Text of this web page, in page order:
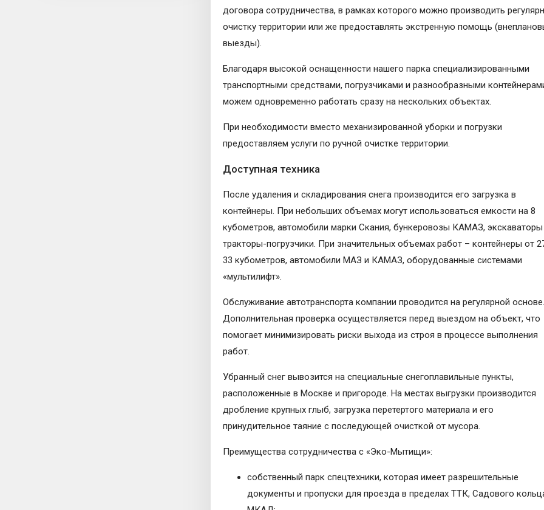
договора сотрудничества, в рамках которого можно производить
очистку территории или же предоставлять экстренную помощь
выезды).
Благодаря высокой оснащенности нашего парка специализированными
транспортными средствами, погрузчиками и разнообразными
можем одновременно работать сразу на нескольких объектах.
При необходимости вместо механизированной уборки и погрузки
предоставляем услуги по ручной очистке территории.
Доступная техника
После удаления и складирования снега производится его загрузка в
контейнеры. При небольших объемах могут использоваться емкости на 8
кубометров, автомобили марки Скания, бункеровозы КАМАЗ,
тракторы-погрузчики. При значительных объемах работ – контейнеры от
33 кубометров, автомобили МАЗ и КАМАЗ, оборудованные системами
«мультилифт».
Обслуживание автотранспорта компании проводится на регулярной основе.
Дополнительная проверка осуществляется перед выездом на объект, что
помогает минимизировать риски выхода из строя в процессе выполнения
работ.
Убранный снег вывозится на специальные снегоплавильные пункты,
расположенные в Москве и пригороде. На местах выгрузки производится
дробление крупных глыб, загрузка перетертого материала и его
принудительное таяние с последующей очисткой от мусора.
Преимущества сотрудничества с «Эко-Мытищи»:
собственный парк спецтехники, которая имеет разрешительные
документы и пропуски для проезда в пределах ТТК, Садового